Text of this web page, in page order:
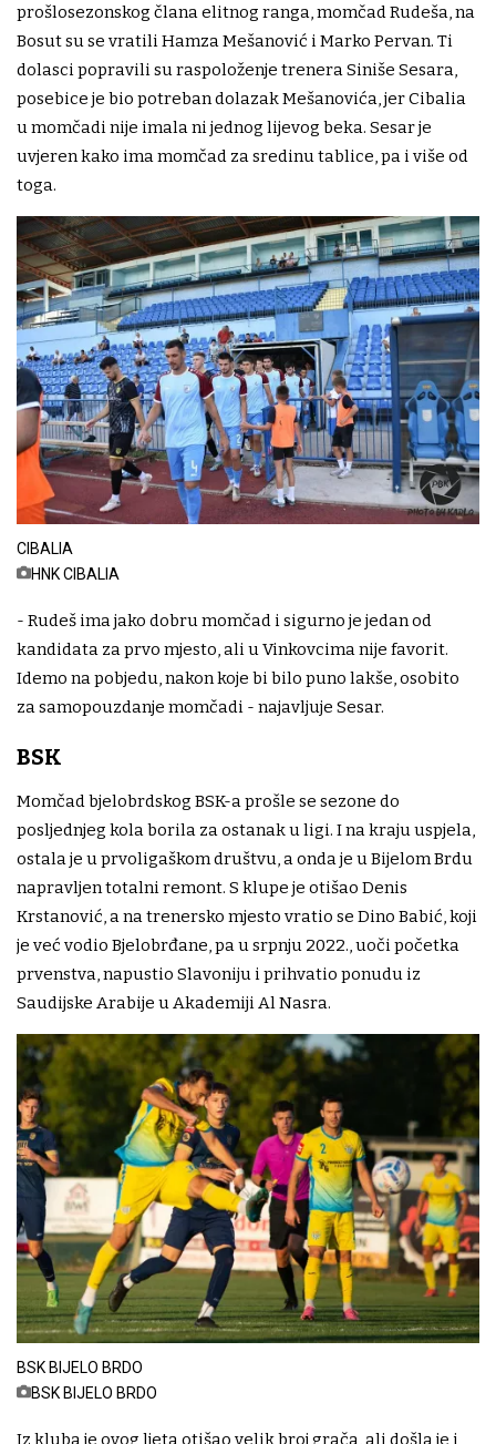
prošlosezonskog člana elitnog ranga, momčad Rudeša, na
Bosut su se vratili Hamza Mešanović i Marko Pervan. Ti
dolasci popravili su raspoloženje trenera Siniše Sesara,
posebice je bio potreban dolazak Mešanovića, jer Cibalia
u momčadi nije imala ni jednog lijevog beka. Sesar je
uvjeren kako ima momčad za sredinu tablice, pa i više od
toga.
CIBALIA
HNK CIBALIA
- Rudeš ima jako dobru momčad i sigurno je jedan od
kandidata za prvo mjesto, ali u Vinkovcima nije favorit.
Idemo na pobjedu, nakon koje bi bilo puno lakše, osobito
za samopouzdanje momčadi - najavljuje Sesar.
BSK
Momčad bjelobrdskog BSK-a prošle se sezone do
posljednjeg kola borila za ostanak u ligi. I na kraju uspjela,
ostala je u prvoligaškom društvu, a onda je u Bijelom Brdu
napravljen totalni remont. S klupe je otišao Denis
Krstanović, a na trenersko mjesto vratio se Dino Babić, koji
je već vodio Bjelobrđane, pa u srpnju 2022., uoči početka
prvenstva, napustio Slavoniju i prihvatio ponudu iz
Saudijske Arabije u Akademiji Al Nasra.
BSK BIJELO BRDO
BSK BIJELO BRDO
Iz kluba je ovog ljeta otišao velik broj grača, ali došla je i